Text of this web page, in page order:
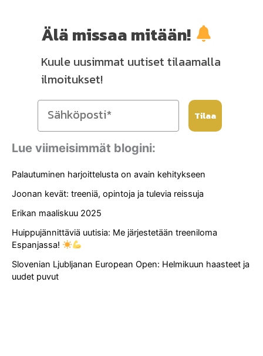
Älä missaa mitään!
Kuule uusimmat uutiset tilaamalla
ilmoitukset!
Tilaa
Lue viimeisimmät blogini:
Palautuminen harjoittelusta on avain kehitykseen
Joonan kevät: treeniä, opintoja ja tulevia reissuja
Erikan maaliskuu 2025
Huippujännittäviä uutisia: Me järjestetään treeniloma
Espanjassa!
Slovenian Ljubljanan European Open: Helmikuun haasteet ja
uudet puvut